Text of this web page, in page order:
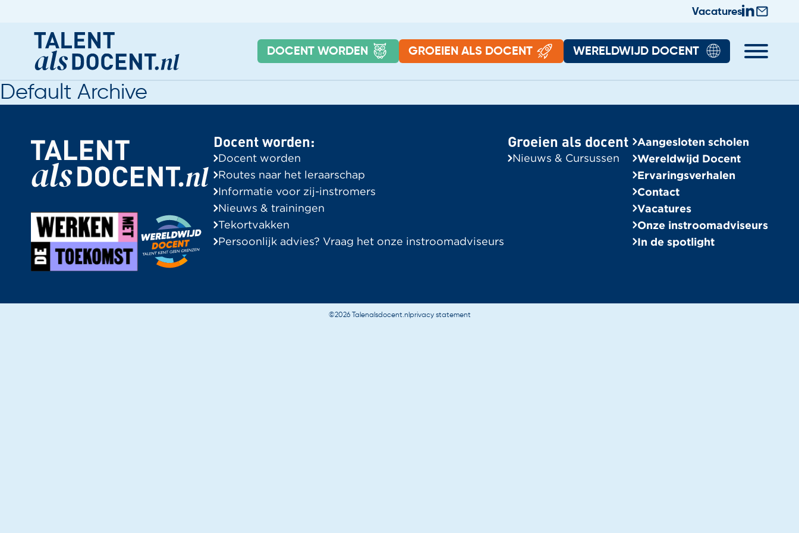
Vacatures
DOCENT WORDEN GROEIEN ALS DOCENT WERELDWIJD DOCENT
Informatie voor Zij-instromers
Praktische zaken
Informatie voor Zij-instromers
Tekortvakken in de regio
Onze instroomadviseurs
In de Spotlight
Bekijk alle vacatures
Contact
Aangesloten scholen
Onze instroomadviseurs
Default Archive
Docent worden:
Docent worden
Routes naar het leraarschap
Informatie voor zij-instromers
Nieuws & trainingen
Tekortvakken
Persoonlijk advies? Vraag het onze instroomadviseurs
Groeien als docent
Nieuws & Cursussen
Aangesloten scholen
Wereldwijd Docent
Ervaringsverhalen
Contact
Vacatures
Onze instroomadviseurs
In de spotlight
©2026 Talenalsdocent.nl privacy statement